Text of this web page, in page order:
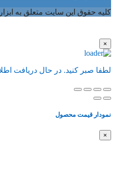
کلیه حقوق این سایت متعلق به
×
لطفا صبر کنید. در حال دریافت
نمودار قیمت محصول
×